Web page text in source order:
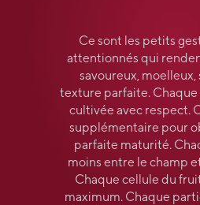
Ce sont les petits
attentionnés qui
savoureux, moelleux,
texture parfaite.
cultivée avec respect.
supplémentaire pour
parfaite maturité.
moins entre le champ
Chaque cellule du
maximum. Chaque